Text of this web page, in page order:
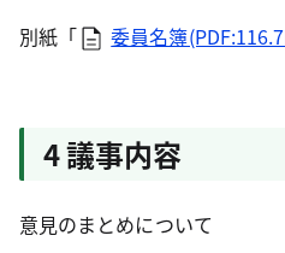
別紙「 委員名簿
4 議事内容
意見のまとめについて